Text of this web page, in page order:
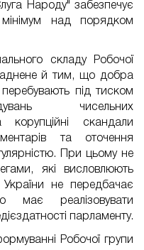
Народу" забезпечує
над порядком
складу Робочої
й тим, що добра
під тиском
чисельних
скандали
та оточення
При цьому не
які висловлюють
не передбачає
має реалізовувати
парламенту.
Робочої групи